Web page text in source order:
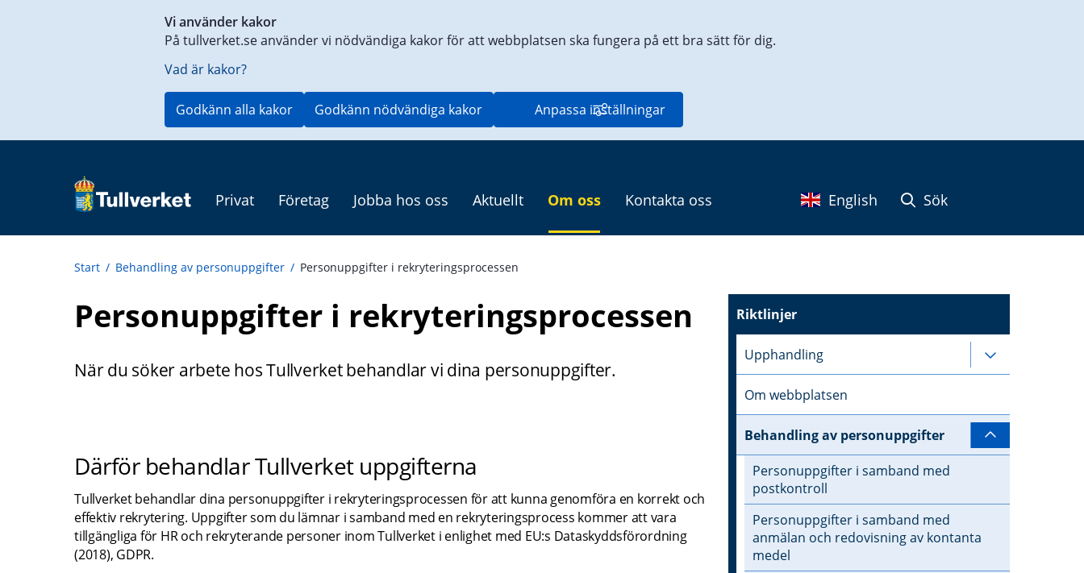
Vi använder kakor
På tullverket.se använder vi nödvändiga kakor för att webbplatsen ska fungera på ett bra sätt för dig.
Vad är kakor?
Godkänn alla kakor Godkänn nödvändiga kakor Anpassa inställningar
Privat Företag Jobba hos oss Aktuellt Om oss Kontakta oss English Sök
Start / Behandling av personuppgifter / Personuppgifter i rekryteringsprocessen
Personuppgifter i rekryteringsprocessen
När du söker arbete hos Tullverket behandlar vi dina personuppgifter.
Därför behandlar Tullverket uppgifterna
Tullverket behandlar dina personuppgifter i rekryteringsprocessen för att kunna genomföra en korrekt och
effektiv rekrytering. Uppgifter som du lämnar i samband med en rekryteringsprocess kommer att vara
tillgängliga för HR och rekryterande personer inom Tullverket i enlighet med EU:s Dataskyddsförordning
(2018), GDPR.
Riktlinjer
Upphandling
Om webbplatsen
Behandling av personuppgifter
Personuppgifter i samband med
postkontroll
Personuppgifter i samband med
anmälan och redovisning av kontanta
medel